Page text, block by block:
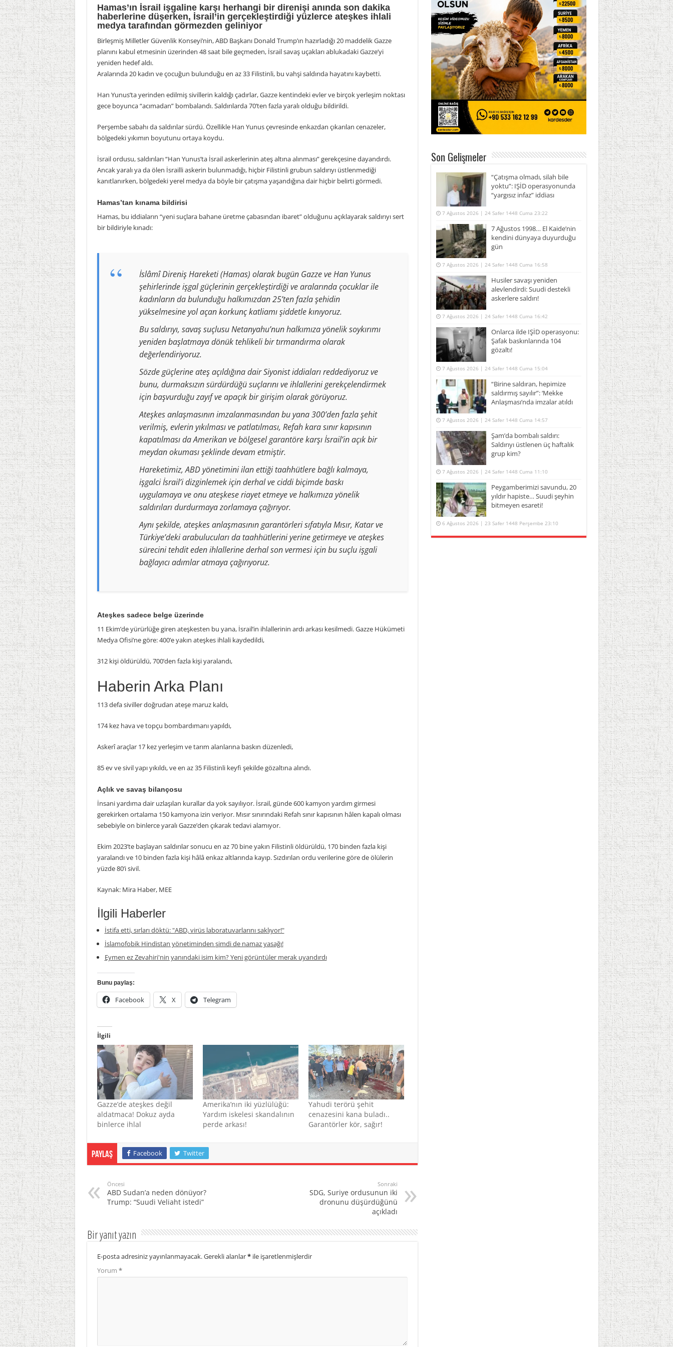
Hamas’ın İsrail işgaline karşı herhangi bir direnişi anında son dakika
haberlerine düşerken, İsrail’in gerçekleştirdiği yüzlerce ateşkes ihlali
medya tarafından görmezden geliniyor
Birleşmiş Milletler Güvenlik Konseyi’nin, ABD Başkanı Donald Trump’ın hazırladığı 20 maddelik Gazze
planını kabul etmesinin üzerinden 48 saat bile geçmeden, İsrail savaş uçakları ablukadaki Gazze’yi
yeniden hedef aldı.
Aralarında 20 kadın ve çocuğun bulunduğu en az 33 Filistinli, bu vahşi saldırıda hayatını kaybetti.
Han Yunus’ta yerinden edilmiş sivillerin kaldığı çadırlar, Gazze kentindeki evler ve birçok yerleşim noktası
gece boyunca “acımadan” bombalandı. Saldırılarda 70’ten fazla yaralı olduğu bildirildi.
Perşembe sabahı da saldırılar sürdü. Özellikle Han Yunus çevresinde enkazdan çıkarılan cenazeler,
bölgedeki yıkımın boyutunu ortaya koydu.
İsrail ordusu, saldırıları “Han Yunus’ta İsrail askerlerinin ateş altına alınması” gerekçesine dayandırdı.
Ancak yaralı ya da ölen İsrailli askerin bulunmadığı, hiçbir Filistinli grubun saldırıyı üstlenmediği
kanıtlanırken, bölgedeki yerel medya da böyle bir çatışma yaşandığına dair hiçbir belirti görmedi.
Hamas’tan kınama bildirisi
Hamas, bu iddiaların “yeni suçlara bahane üretme çabasından ibaret” olduğunu açıklayarak saldırıyı sert
bir bildiriyle kınadı:
İslâmî Direniş Hareketi (Hamas) olarak bugün Gazze ve Han Yunus
şehirlerinde işgal güçlerinin gerçekleştirdiği ve aralarında çocuklar ile
kadınların da bulunduğu halkımızdan 25’ten fazla şehidin
yükselmesine yol açan korkunç katliamı şiddetle kınıyoruz.
Bu saldırıyı, savaş suçlusu Netanyahu’nun halkımıza yönelik soykırımı
yeniden başlatmaya dönük tehlikeli bir tırmandırma olarak
değerlendiriyoruz.
Sözde güçlerine ateş açıldığına dair Siyonist iddiaları reddediyoruz ve
bunu, durmaksızın sürdürdüğü suçlarını ve ihlallerini gerekçelendirmek
için başvurduğu zayıf ve apaçık bir girişim olarak görüyoruz.
Ateşkes anlaşmasının imzalanmasından bu yana 300’den fazla şehit
verilmiş, evlerin yıkılması ve patlatılması, Refah kara sınır kapısının
kapatılması da Amerikan ve bölgesel garantöre karşı İsrail’in açık bir
meydan okuması şeklinde devam etmiştir.
Hareketimiz, ABD yönetimini ilan ettiği taahhütlere bağlı kalmaya,
işgalci İsrail’i dizginlemek için derhal ve ciddi biçimde baskı
uygulamaya ve onu ateşkese riayet etmeye ve halkımıza yönelik
saldırıları durdurmaya zorlamaya çağırıyor.
Aynı şekilde, ateşkes anlaşmasının garantörleri sıfatıyla Mısır, Katar ve
Türkiye’deki arabulucuları da taahhütlerini yerine getirmeye ve ateşkes
sürecini tehdit eden ihlallerine derhal son vermesi için bu suçlu işgali
bağlayıcı adımlar atmaya çağırıyoruz.
Ateşkes sadece belge üzerinde
11 Ekim’de yürürlüğe giren ateşkesten bu yana, İsrail’in ihlallerinin ardı arkası kesilmedi. Gazze Hükümeti
Medya Ofisi’ne göre: 400’e yakın ateşkes ihlali kaydedildi,
312 kişi öldürüldü, 700’den fazla kişi yaralandı,
Haberin Arka Planı
113 defa siviller doğrudan ateşe maruz kaldı,
174 kez hava ve topçu bombardımanı yapıldı,
Askerî araçlar 17 kez yerleşim ve tarım alanlarına baskın düzenledi,
85 ev ve sivil yapı yıkıldı, ve en az 35 Filistinli keyfi şekilde gözaltına alındı.
Açlık ve savaş bilançosu
İnsani yardıma dair uzlaşılan kurallar da yok sayılıyor. İsrail, günde 600 kamyon yardım girmesi
gerekirken ortalama 150 kamyona izin veriyor. Mısır sınırındaki Refah sınır kapısının hâlen kapalı olması
sebebiyle on binlerce yaralı Gazze’den çıkarak tedavi alamıyor.
Ekim 2023’te başlayan saldırılar sonucu en az 70 bine yakın Filistinli öldürüldü, 170 binden fazla kişi
yaralandı ve 10 binden fazla kişi hâlâ enkaz altlarında kayıp. Sızdırılan ordu verilerine göre de ölülerin
yüzde 80’i sivil.
Kaynak: Mira Haber, MEE
İlgili Haberler
İstifa etti, sırları döktü: "ABD, virüs laboratuvarlarını saklıyor!"
İslamofobik Hindistan yönetiminden şimdi de namaz yasağı!
Eymen ez Zevahiri'nin yanındaki isim kim? Yeni görüntüler merak uyandırdı
Bunu paylaş:
Facebook X Telegram
İlgili
Gazze’de ateşkes değil
aldatmaca! Dokuz ayda
binlerce ihlal
Amerika’nın iki yüzlülüğü:
Yardım iskelesi skandalının
perde arkası!
Yahudi terörü şehit
cenazesini kana buladı..
Garantörler kör, sağır!
Paylaş Facebook Twitter
Öncesi
ABD Sudan’a neden dönüyor?
Trump: “Suudi Veliaht istedi”
Sonraki
SDG, Suriye ordusunun iki
dronunu düşürdüğünü
açıkladı
Bir yanıt yazın
E-posta adresiniz yayınlanmayacak.Gerekli alanlar*ile işaretlenmişlerdir
Yorum *
Son Gelişmeler
“Çatışma olmadı, silah bile
yoktu”: IŞİD operasyonunda
“yargısız infaz” iddiası
7 Ağustos 2026 | 24 Safer 1448 Cuma 23:22
7 Ağustos 1998… El Kaide’nin
kendini dünyaya duyurduğu
gün
7 Ağustos 2026 | 24 Safer 1448 Cuma 16:58
Husiler savaşı yeniden
alevlendirdi: Suudi destekli
askerlere saldırı!
7 Ağustos 2026 | 24 Safer 1448 Cuma 16:42
Onlarca ilde IŞİD operasyonu:
Şafak baskınlarında 104
gözaltı!
7 Ağustos 2026 | 24 Safer 1448 Cuma 15:04
“Birine saldıran, hepimize
saldırmış sayılır”: ‘Mekke
Anlaşması’nda imzalar atıldı
7 Ağustos 2026 | 24 Safer 1448 Cuma 14:57
Şam’da bombalı saldırı:
Saldırıyı üstlenen üç haftalık
grup kim?
7 Ağustos 2026 | 24 Safer 1448 Cuma 11:10
Peygamberimizi savundu, 20
yıldır hapiste… Suudi şeyhin
bitmeyen esareti!
6 Ağustos 2026 | 23 Safer 1448 Perşembe 23:10